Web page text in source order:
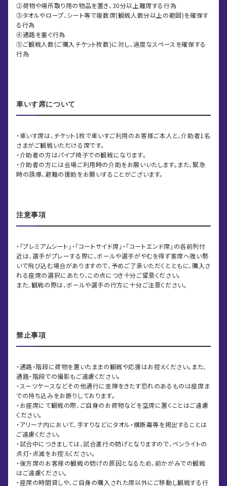
②荷物や場所取り用の物品を置き、30分以上離席する行為
③タオルやロープ、シート等で複数席(観戦人数分以上の範囲)を確保す
る行為
④通路を塞ぐ行為
⑤ご観戦人数(ご購入チケット枚数)に対し、過度なスペースを確保する
行為
車いす席について
・車いす席は、チケット1枚で車いすご利用のお客様ご本人と、介助者1名
さまがご観戦いただける席です。
・介助者の方はパイプ椅子での観戦になります。
・介助者の方には会場ご利用時の介助をお願いいたします。また、緊急
時の誘導、避難の援助をお願いすることがございます。
注意事項
・「プレミアムシート」・「コートサイド席」・「コートエンド席」の各前列付
近は、選手がプレーする際に、ボールや選手がやむを得ず客席へ強い勢
いで飛び込む場合がありますので、予めご了承いただくとともに、購入さ
れる座席の選択にあたり、この点につき十分ご留意ください。
また、観戦の際は、ボールや選手の行方に十分ご注意ください。
禁止事項
・通路・階段に荷物を置いたままの観戦や応援はお控えください。また、
通路・階段での撮影もご遠慮ください。
・スーツケースなどその他通行に支障をきたす恐れのあるものは座席ま
での持ち込みをお断りしております。
・お座席にて観戦の際、ご自身のお荷物などを空席に置くことはご遠慮
ください。
・アリーナ内において、手すりなどにタオル・横断幕等を掲出することは
ご遠慮ください。
・試合中につきましては、試合進行の妨げとなりますので、ペンライトの
点灯・点滅をお控えください。
・後方席のお客様の観戦の妨げの原因となるため、前かがみでの観戦
はご遠慮ください。
・座席の時間貸しや、ご自身の購入された席以外にご移動し観戦する行